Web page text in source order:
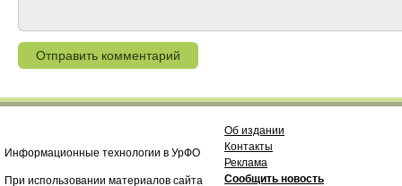
Информационные технологии в УрФО
При использовании материалов сайта
Об издании
Контакты
Реклама
Сообщить новость